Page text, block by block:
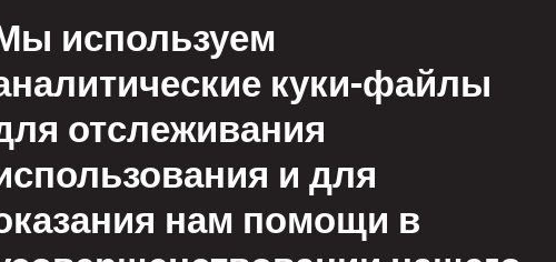
Условия
пользования
Приемлемое
используем
куки-файлы
отслеживания
и для
нам помощи в